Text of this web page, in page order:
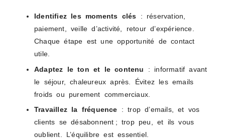
Identifiez les moments clés : réservation,
paiement, veille d’activité, retour d’expérience.
Chaque étape est une opportunité de contact
utile.
Adaptez le ton et le contenu
: informatif avant
le séjour, chaleureux après. Évitez les emails
froids ou purement commerciaux.
Travaillez la fréquence : trop d’emails, et vos
clients se désabonnent ; trop peu, et ils vous
oublient. L’équilibre est essentiel.